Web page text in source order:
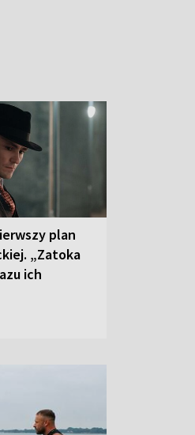
plan
„Zatoka
ich